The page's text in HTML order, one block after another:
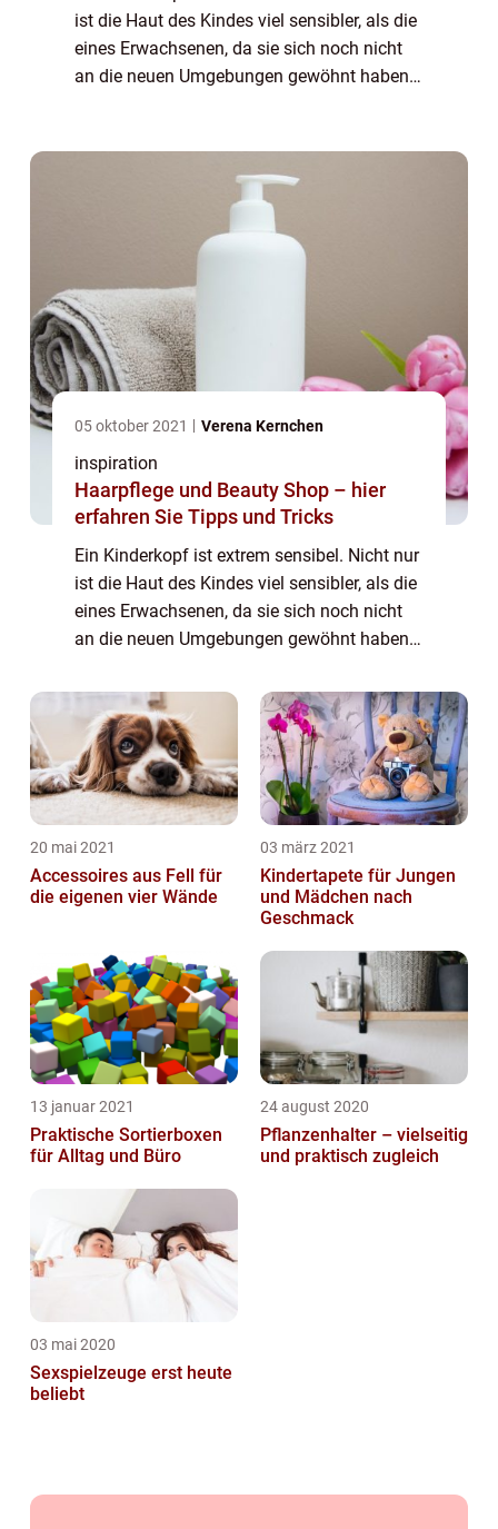
ist die Haut des Kindes viel sensibler, als die
eines Erwachsenen, da sie sich noch nicht
an die neuen Umgebungen gewöhnt haben
05 oktober 2021 Verena Kernchen
inspiration
Haarpflege und Beauty Shop – hier
erfahren Sie Tipps und Tricks
Ein Kinderkopf ist extrem sensibel. Nicht nur
ist die Haut des Kindes viel sensibler, als die
eines Erwachsenen, da sie sich noch nicht
an die neuen Umgebungen gewöhnt haben
Sonne gebildet haben, sondern auch ha...
20 mai 2021
Accessoires aus Fell für
die eigenen vier Wände
03 märz 2021
Kindertapete für Jungen
und Mädchen nach
Geschmack
13 januar 2021
Praktische Sortierboxen
für Alltag und Büro
24 august 2020
Pflanzenhalter – vielseitig
und praktisch zugleich
03 mai 2020
Sexspielzeuge erst heute
beliebt